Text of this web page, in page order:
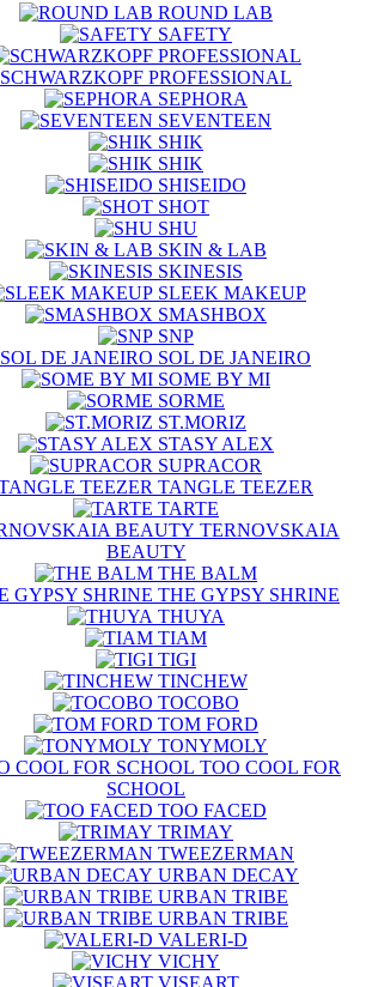
ROUND LAB
SAFETY
SCHWARZKOPF PROFESSIONAL
SEPHORA
SEVENTEEN
SHIK
SHIK
SHISEIDO
SHOT
SHU
SKIN & LAB
SKINESIS
SLEEK MAKEUP
SMASHBOX
SNP
SOL DE JANEIRO
SOME BY MI
SORME
ST.MORIZ
STASY ALEX
SUPRACOR
TANGLE TEEZER
TARTE
TERNOVSKAIA
BEAUTY
THE BALM
THE GYPSY SHRINE
THUYA
TIAM
TIGI
TINCHEW
TOCOBO
TOM FORD
TONYMOLY
TOO COOL FOR
SCHOOL
TOO FACED
TRIMAY
TWEEZERMAN
URBAN DECAY
URBAN TRIBE
URBAN TRIBE
VALERI-D
VICHY
VISEART